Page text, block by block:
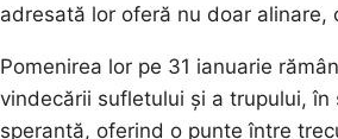
adresată lor oferă nu doar
Pomenirea lor pe 31 ianuarie
vindecării sufletului și a trupului,
speranță, oferind o punte între